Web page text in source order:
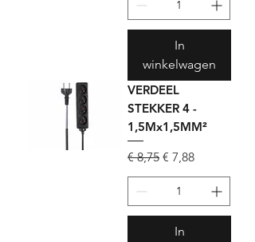
In
winkelwagen
VERDEEL
STEKKER 4 -
1,5Mx1,5MM²
Normale prijs
€ 8,75 Verkoopprijs
€ 7,88
In